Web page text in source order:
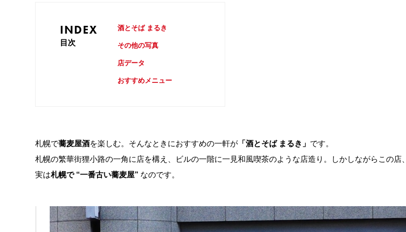
INDEX
目次
酒とそば まるき
その他の写真
店データ
おすすめメニュー
札幌で蕎麦屋酒を楽しむ。そんなときにおすすめの一軒が 「酒とそば まるき」 です。
札幌の繁華街狸小路の一角に店を構え、ビルの一階に一見和風喫茶のような店造り。しかしながらこの店、
実は札幌で “一番古い蕎麦屋” なのです。